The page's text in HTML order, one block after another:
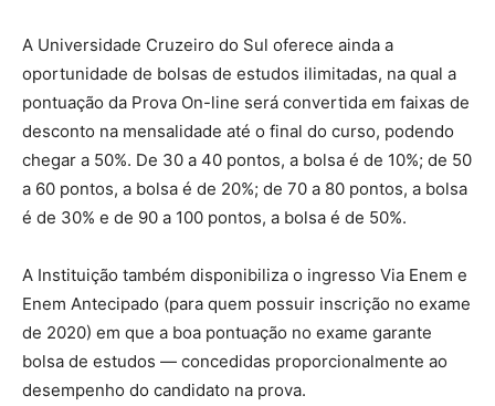
A Universidade Cruzeiro do Sul oferece ainda a
oportunidade de bolsas de estudos ilimitadas, na qual a
pontuação da Prova On-line será convertida em faixas de
desconto na mensalidade até o final do curso, podendo
chegar a 50%. De 30 a 40 pontos, a bolsa é de 10%; de 50
a 60 pontos, a bolsa é de 20%; de 70 a 80 pontos, a bolsa
é de 30% e de 90 a 100 pontos, a bolsa é de 50%.
A Instituição também disponibiliza o ingresso Via Enem e
Enem Antecipado (para quem possuir inscrição no exame
de 2020) em que a boa pontuação no exame garante
bolsa de estudos — concedidas proporcionalmente ao
desempenho do candidato na prova.